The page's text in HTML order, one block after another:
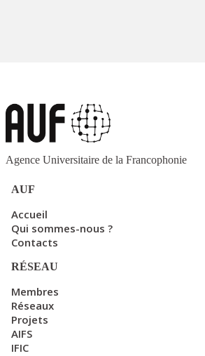
Agence Universitaire de la Francophonie
AUF
Accueil
Qui sommes-nous ?
Contacts
RÉSEAU
Membres
Réseaux
Projets
AIFS
IFIC